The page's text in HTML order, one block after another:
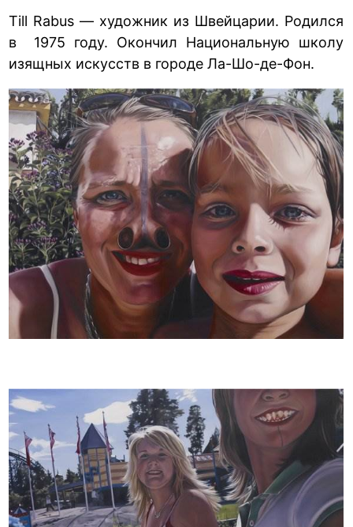
Till Rabus — художник из Швейцарии. Родился
в 1975 году. Окончил Национальную школу
изящных искусств в городе Ла-Шо-де-Фон.